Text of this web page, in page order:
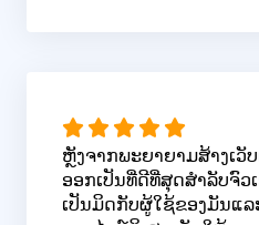
ຫຼັງຈາກພະຍາຍາມສ້າງເວັບ
ອອກເປັນທີ່ດີທີ່ສຸດສໍາລັບຈົ
ເປັນມິດກັບຜູ້ໃຊ້ຂອງມັນແ